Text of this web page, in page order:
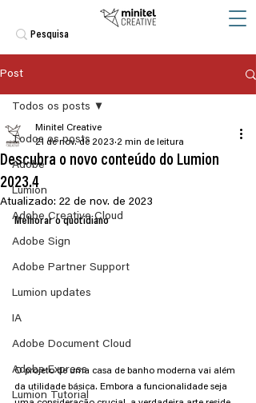
Post
Todos os posts
Adobe
Lumion
Adobe Creative Cloud
Adobe Sign
Adobe Partner Support
Lumion updates
IA
Adobe Document Cloud
Adobe Express
Lumion Tutorial
Todos os posts
Descubra o novo conteúdo do Lumion
2023.4
Minitel Creative
21 de nov. de 2023 2 min de leitura
Atualizado: 22 de nov. de 2023
Melhorar o quotidiano
O projeto de uma casa de banho moderna vai além
da utilidade básica. Embora a funcionalidade seja